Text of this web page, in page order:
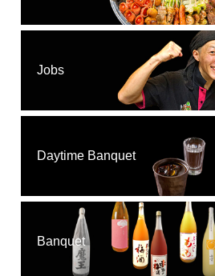
Jobs
Daytime Banquet
Banquet